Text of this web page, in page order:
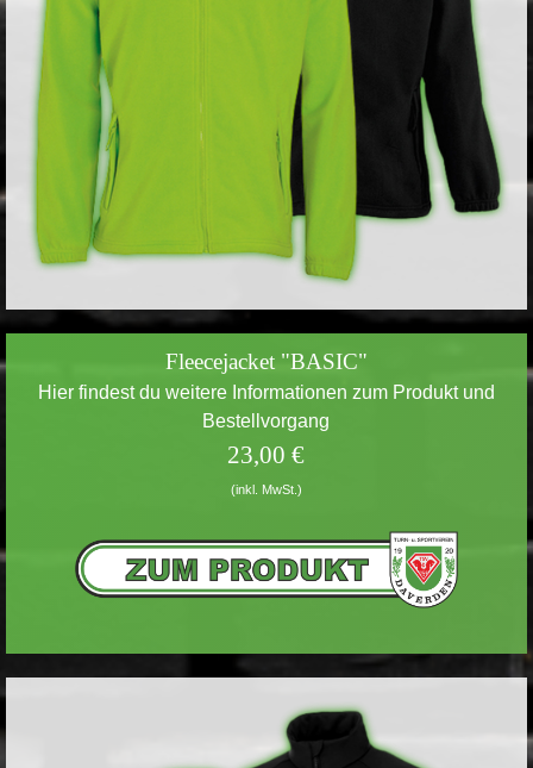
Fleecejacket "BASIC"
Hier findest du weitere Informationen zum Produkt und
Bestellvorgang
23,00 €
(inkl. MwSt.)